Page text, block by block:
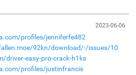
2023-06-06
profiles/jenniferfe482
92kn/download/-/issues/10
driver-easy-pro-crack-h1ks
profiles/justinfrancis